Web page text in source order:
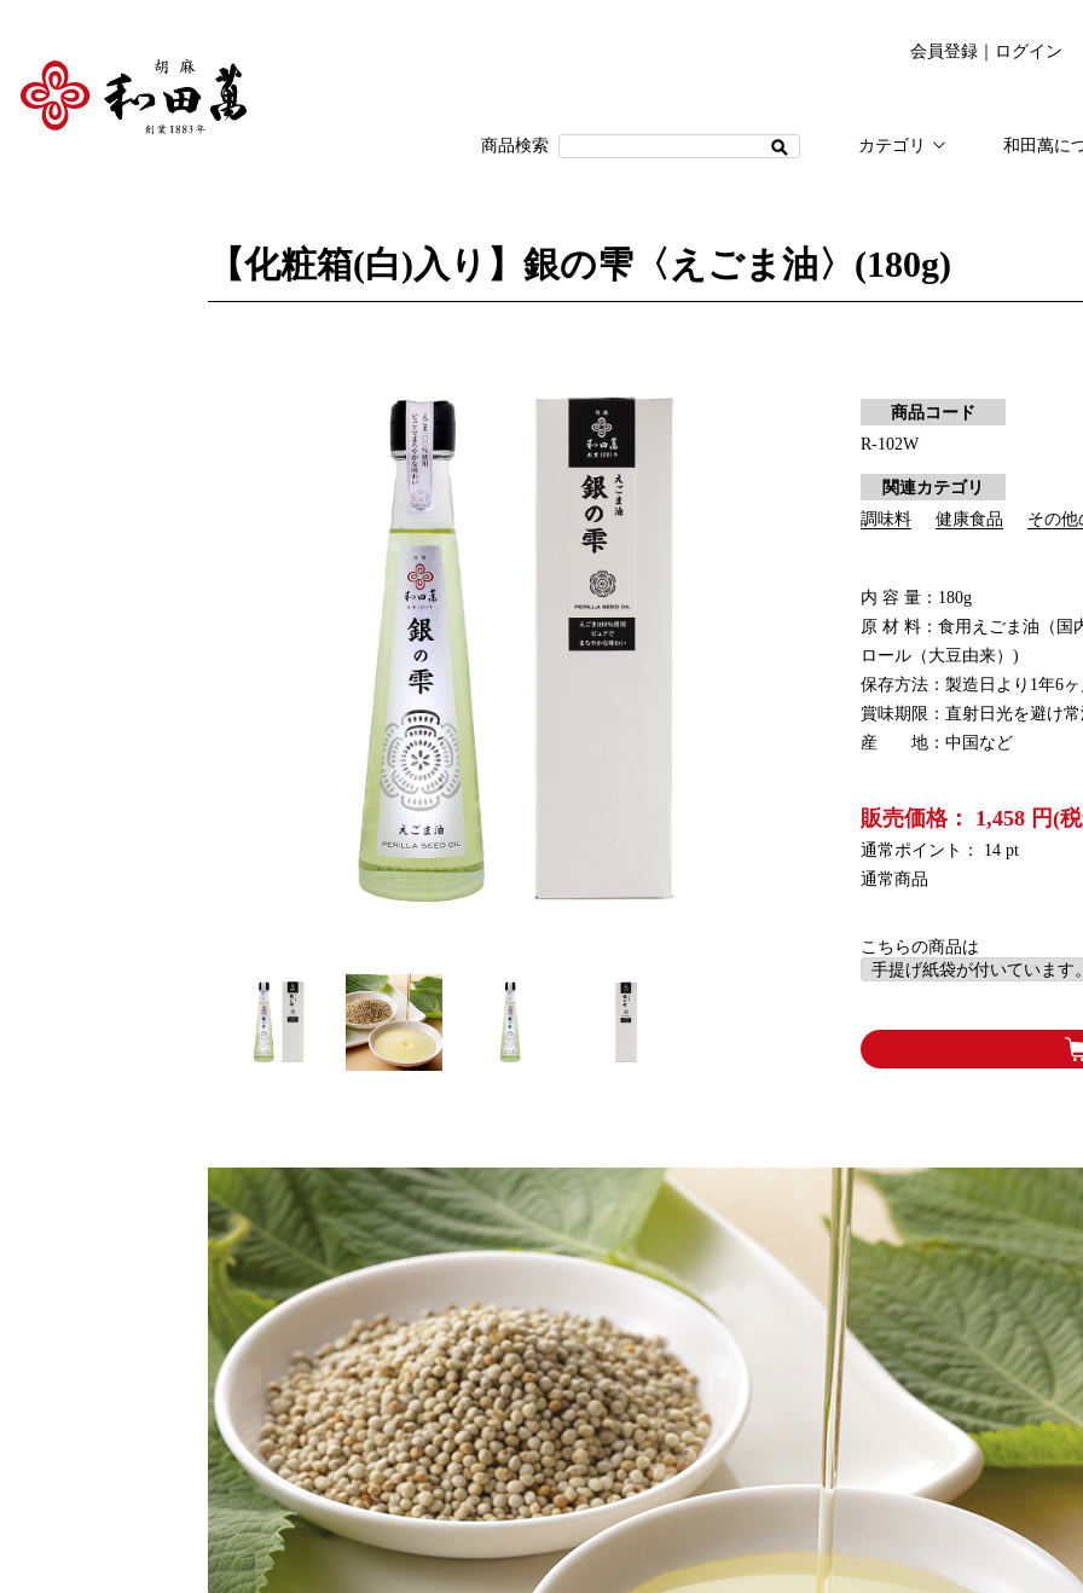
会員登録｜ ログイン
カテゴリ 和田萬に
【化粧箱(白)入り】銀の雫〈えごま油〉(180g)
商品コード
R-102W
関連カテゴリ
調味料
健康食品 その他
内 容 量：180g
原 材 料：食用えごま油（国
ロール（大豆由来）)
保存方法：製造日より1年6
賞味期限：直射日光を避け
産 地：中国など
販売価格： 1,458 円(
通常ポイント： 14 pt
通常商品
こちらの商品は